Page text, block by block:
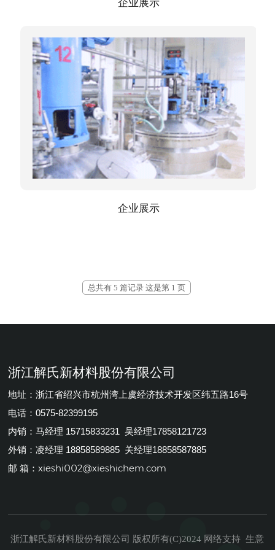
企业展示
总共有 5 篇记录 这是第 1 页
浙江解氏新材料股份有限公司
地址：浙江省绍兴市杭州湾上虞经济技术开发区纬五路16号
电话：0575-82399195
内销：马经理 15715833231 吴经理17858121723
外销：凌经理 18858589885 关经理18858587885
邮 箱：xieshi002@xieshichem.com
浙江解氏新材料股份有限公司 版权所有(C)2024 网络支持 生意